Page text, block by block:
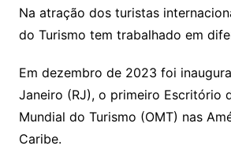
Na atração dos turistas
do Turismo tem trabalhado em
Em dezembro de 2023 foi
Janeiro (RJ), o primeiro Escritório
Mundial do Turismo (OMT) nas
Caribe.